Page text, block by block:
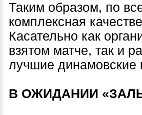
Таким образом, по
комплексная
Касательно как
взятом матче, так и
лучшие динамовские
В ОЖИДАНИИ